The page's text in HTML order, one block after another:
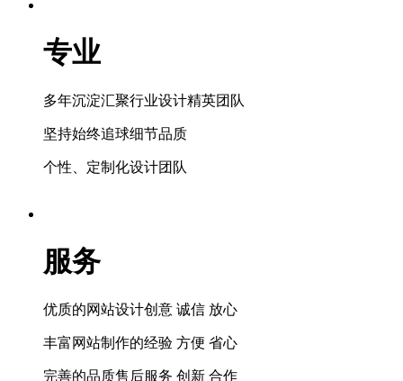
专业
多年沉淀汇聚行业设计精英团队
坚持始终追球细节品质
个性、定制化设计团队
服务
优质的网站设计创意 诚信 放心
丰富网站制作的经验 方便 省心
完善的品质售后服务 创新 合作